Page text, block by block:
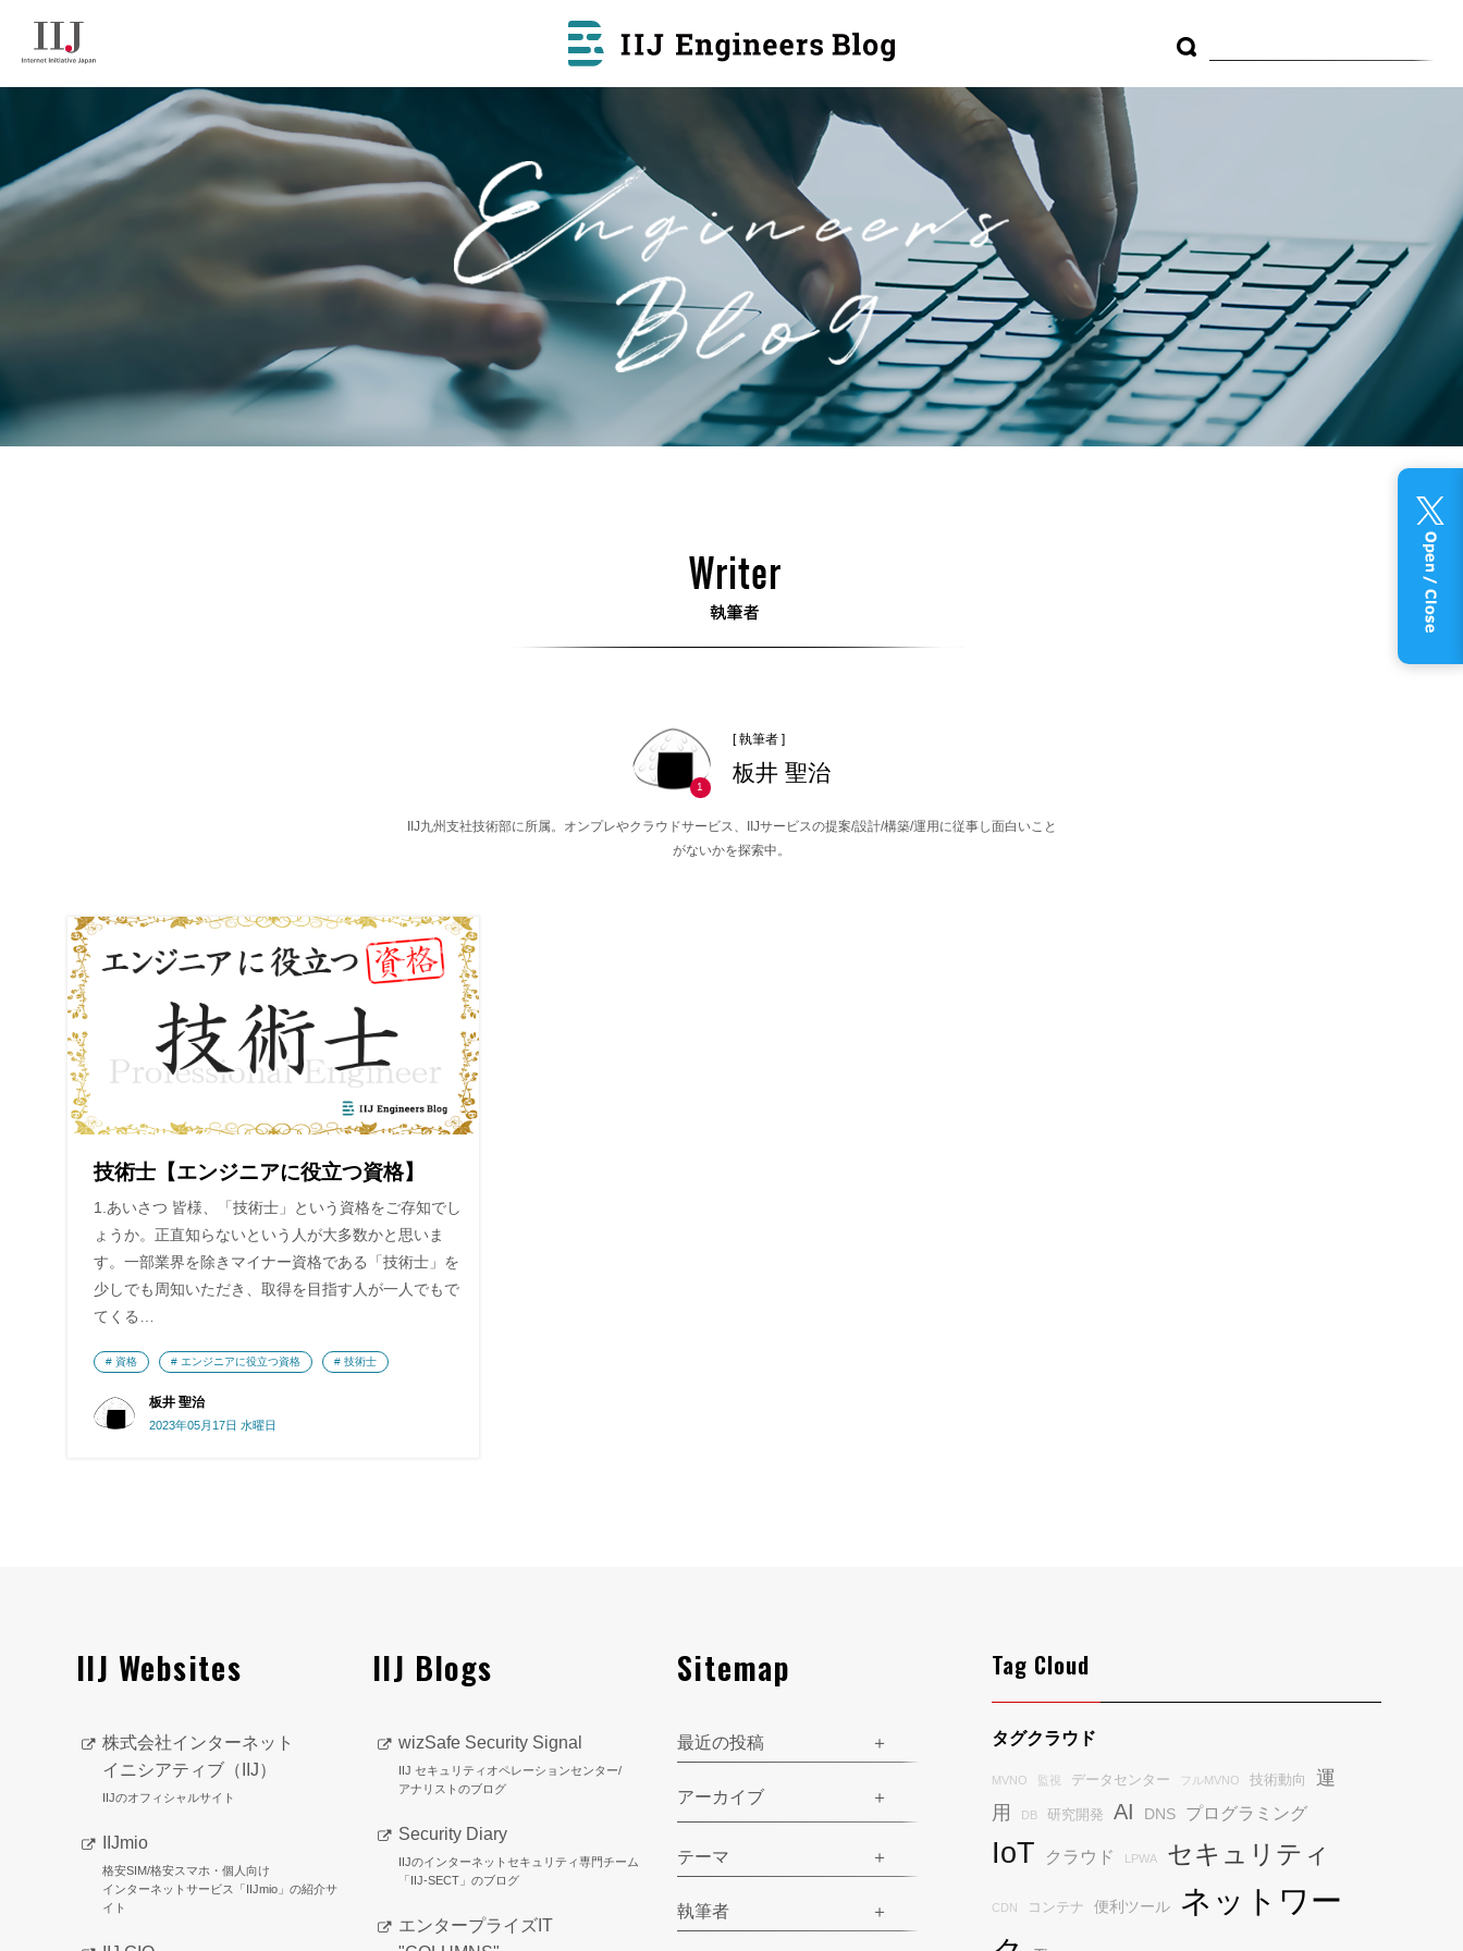
1
[ 執筆者 ]
板井 聖治
IIJ九州支社技術部に所属。オンプレやクラウドサービス、IIJサービスの提案/設計/構築/運用に従事し面白いこと
がないかを探索中。
技術士【エンジニアに役立つ資格】
1.あいさつ 皆様、「技術士」という資格をご存知でし
ょうか。正直知らないという人が大多数かと思いま
す。一部業界を除きマイナー資格である「技術士」を
少しでも周知いただき、取得を目指す人が一人でもで
てくる…
板井 聖治
2023年05月17日 水曜日
資格 エンジニアに役立つ資格 技術士
IIJ Websites
株式会社インターネット
イニシアティブ（IIJ）
IIJのオフィシャルサイト
IIJmio
格安SIM/格安スマホ・個人向け
インターネットサービス「IIJmio」の紹介サ
イト
IIJ Blogs
wizSafe Security Signal
IIJ セキュリティオペレーションセンター/
アナリストのブログ
Security Diary
IIJのインターネットセキュリティ専門チーム
「IIJ-SECT」のブログ
エンタープライズIT
Sitemap
最近の投稿
アーカイブ
テーマ
執筆者
Tag Cloud
タグクラウド
MVNO 監視 データセンター フルMVNO 技術動向
運
用
DB 研究開発 AI DNS プログラミング
IoT クラウド LPWA セキュリティ
CDN コンテナ 便利ツール
ネットワー